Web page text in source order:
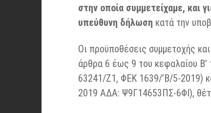
στην οποία συμμετείχαμε, και
υπεύθυνη δήλωση κατά την
Οι προϋποθέσεις συμμετοχής
άρθρα 6 έως 9 του κεφαλαίου
63241/Ζ1, ΦΕΚ 1639/’Β/5-2019)
2019 ΑΔΑ: Ψ9Γ14653ΠΣ-6ΦΙ),